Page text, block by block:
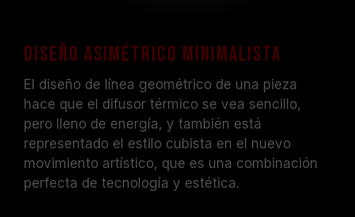
Diseño asimétrico minimalista
El diseño de línea geométrico de una pieza
hace que el difusor térmico se vea sencillo,
pero lleno de energía, y también está
representado el estilo cubista en el nuevo
movimiento artístico, que es una combinación
perfecta de tecnología y estética.